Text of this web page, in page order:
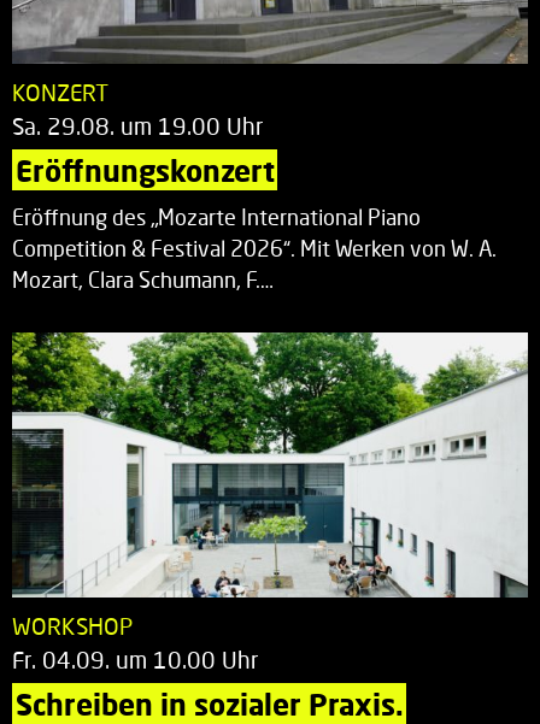
KONZERT
Sa. 29.08. um 19.00 Uhr
Eröffnungskonzert
Eröffnung des „Mozarte International Piano
Competition & Festival 2026“. Mit Werken von W. A.
Mozart, Clara Schumann, F.…
WORKSHOP
Fr. 04.09. um 10.00 Uhr
Schreiben in sozialer Praxis.